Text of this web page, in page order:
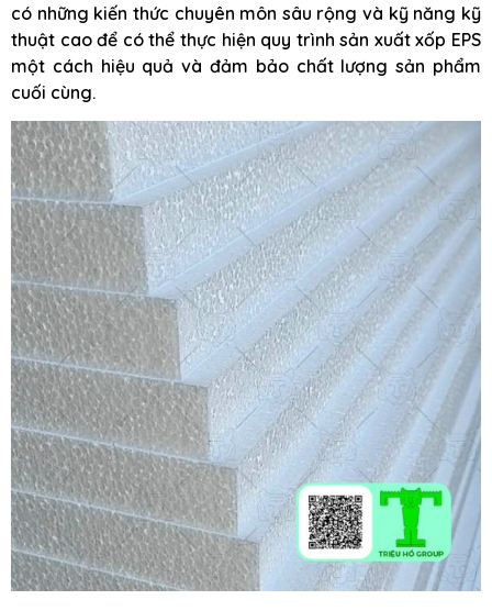
có những kiến thức chuyên môn sâu rộng và kỹ năng kỹ
thuật cao để có thể thực hiện quy trình sản xuất xốp EPS
một cách hiệu quả và đảm bảo chất lượng sản phẩm
cuối cùng.